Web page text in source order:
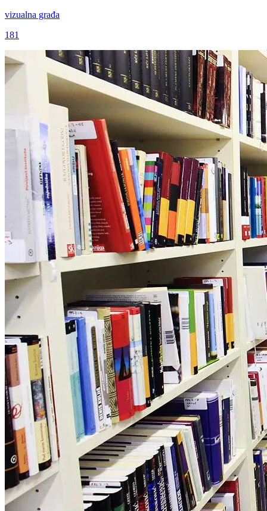
vizualna građa
181